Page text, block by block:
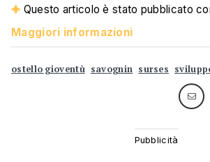
Questo articolo è stato pubblicato
Maggiori informazioni
ostello gioventù savognin surses